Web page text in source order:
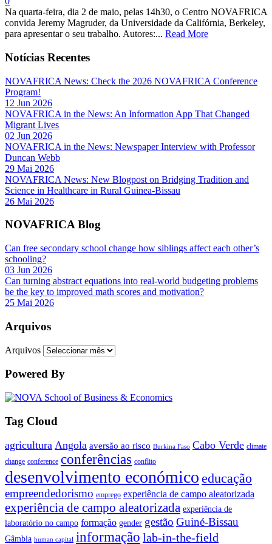
Na quarta-feira, dia 2 de maio, pelas 14h30, o Centro NOVAFRICA
convida Jeremy Magruder, da Universidade da Califórnia, Berkeley,
para apresentar o seu trabalho. Autores:... Read More
Notícias Recentes
NOVAFRICA News: Check the 2026 NOVAFRICA Conference
Program!
12 Jun 2026
NOVAFRICA in the News: An Information App That Changed
Migrant Lives
02 Jun 2026
NOVAFRICA in the News: Newspaper Interview with Professor
Duncan Webb
29 Mai 2026
NOVAFRICA News: New Blogpost on Bridging Tradition and
Science in Healthcare in Rural Guinea-Bissau
26 Mai 2026
NOVAFRICA Blog
Can free secondary school change how siblings affect each other’s
schooling?
03 Jun 2026
Can turning abstract equations into real-world budgeting problems
be the key to improved math scores and motivation?
25 Mai 2026
Arquivos
Arquivos
Powered By
Tag Cloud
agricultura Angola aversão ao risco Burkina Faso Cabo Verde climate
change conference conferências conflito
desenvolvimento económico educação
empreendedorismo emprego experiência de campo aleatorizada
experiência de campo aleatorizada experiência de
laboratório no campo formação gender gestão Guiné-Bissau
Gâmbia human capital informação lab-in-the-field